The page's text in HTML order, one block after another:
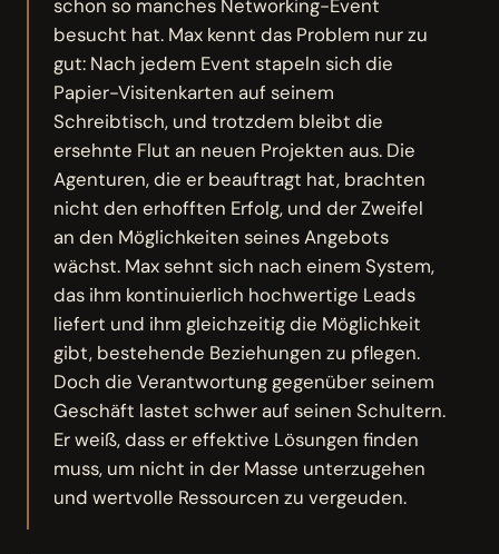
schon so manches Networking-Event
besucht hat. Max kennt das Problem nur zu
gut: Nach jedem Event stapeln sich die
Papier-Visitenkarten auf seinem
Schreibtisch, und trotzdem bleibt die
ersehnte Flut an neuen Projekten aus. Die
Agenturen, die er beauftragt hat, brachten
nicht den erhofften Erfolg, und der Zweifel
an den Möglichkeiten seines Angebots
wächst. Max sehnt sich nach einem System,
das ihm kontinuierlich hochwertige Leads
liefert und ihm gleichzeitig die Möglichkeit
gibt, bestehende Beziehungen zu pflegen.
Doch die Verantwortung gegenüber seinem
Geschäft lastet schwer auf seinen Schultern.
Er weiß, dass er effektive Lösungen finden
muss, um nicht in der Masse unterzugehen
und wertvolle Ressourcen zu vergeuden.